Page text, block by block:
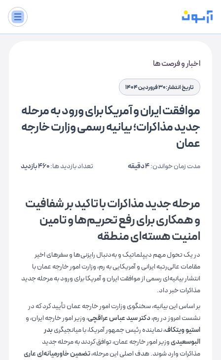
اخبار و فرصت ها
موافقت ایران و آمریکا برای ورود به مرحله
جدید مذاکرات؛ بیانیه رسمی وزارت خارجه
عمان
تاریخ انتشار:30 فروردین 1404
مدت زمان خواندن:4 دقیقه تعداد بازدید ها:460 بازدید
مرحله جدید مذاکرات با تاکید بر شفافیت
و همکاری برای رفع تحریم‌ها و تامین
امنیت هسته‌ای منطقه
در یک تحول مهم دیپلماتیک و به‌دنبال رایزنی‌ها و سفرهای اخیر
مقامات عالی‌رتبه ایرانی و آمریکایی به رم، وزارت امور خارجه عمان با
انتشار بیانیه‌ای رسمی از موافقت ایران و آمریکا برای ورود به مرحله جدید
مذاکرات خبر داد.
بر اساس این بیانیه، سخنگوی وزارت امور خارجه عمان تأیید کرد که در
نشست امروز در رم،دکتر سید عباس عراقچی، وزیر امور خارجه ایران، و
استیو ویتکاف، نماینده رئیس جمهور آمریکا، با میانجیگریبدر
البوسعیدیوزیر امور خارجه عمان، توافق کردند به مرحله جدید
مذاکرات وارد شوند. هدف اصلی این مرحله،تضمین خاورمیانه‌ای عاری